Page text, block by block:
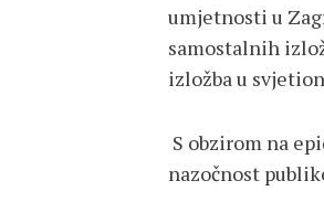
umjetnosti u
samostalnih
izložba u
S obzirom na
nazočnost